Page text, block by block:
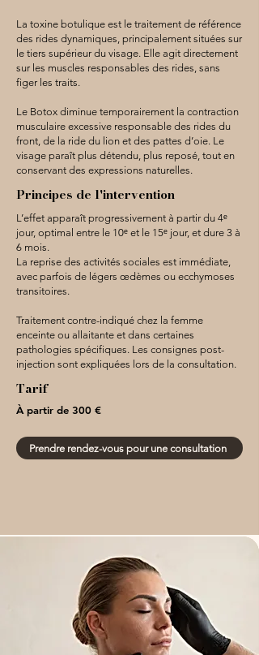
La toxine botulique est le traitement de référence
des rides dynamiques, principalement situées sur
le tiers supérieur du visage. Elle agit directement
sur les muscles responsables des rides, sans
figer les traits.
Le Botox diminue temporairement la contraction
musculaire excessive responsable des rides du
front, de la ride du lion et des pattes d’oie. Le
visage paraît plus détendu, plus reposé, tout en
conservant des expressions naturelles.
Principes de l'intervention
L’effet apparaît progressivement à partir du 4ᵉ
jour, optimal entre le 10ᵉ et le 15ᵉ jour, et dure 3 à
6 mois.
La reprise des activités sociales est immédiate,
avec parfois de légers œdèmes ou ecchymoses
transitoires.​
Traitement contre-indiqué chez la femme
enceinte ou allaitante et dans certaines
pathologies spécifiques. Les consignes post-
injection sont expliquées lors de la consultation.
Tarif
À partir de 300 €
Prendre rendez-vous pour une consultation